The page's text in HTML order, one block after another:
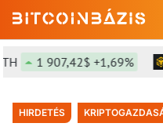
1 907,42$ +1,69%
HIRDETÉS